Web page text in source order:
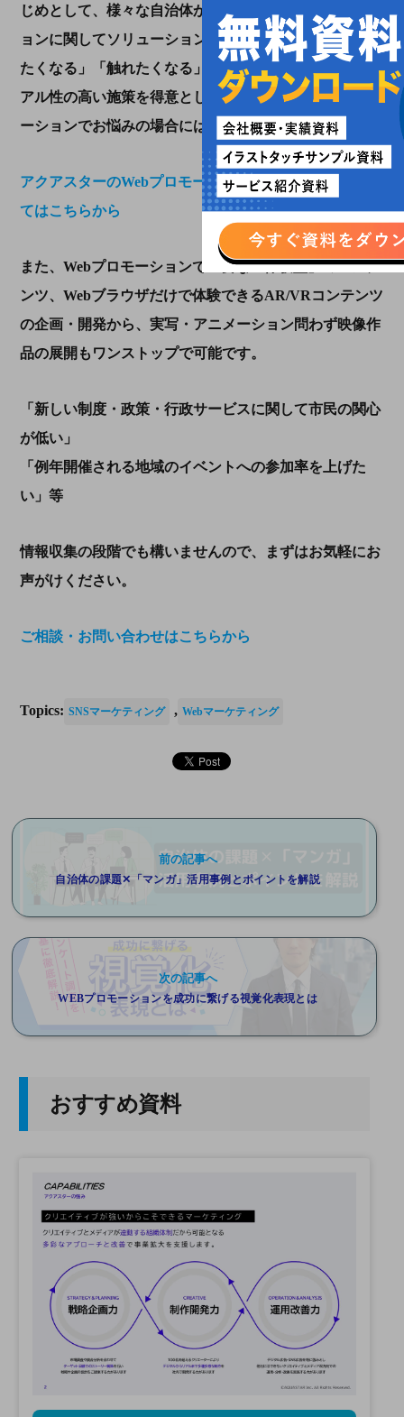
じめとして、様々な自治体から企業様のWeb
プロモーシ
ョンに関してソリューションを提供してきました。「見
たくなる」「触れたくなる」というエンタメ性やビジュ
アル性の高い施策を得意としていますので、 Web
プロモ
ーションでお悩みの場合にはお気軽にご相談ください。
アクアスターのWebプロモーション・サイト制作につい
てはこちらから
また、 Webプロモーションで重要な「体験型」のコンテ
ンツ、 Webブラウザだけで体験できるAR/VRコンテンツ
の企画・開発から、実写・アニメーション問わず映像作
品の展開もワンストップで可能です。
「新しい制度・政策・行政サービスに関して市民の関心
が低い」
「例年開催される地域のイベントへの参加率を上げた
い」等
情報収集の段階でも構いませんので、まずはお気軽にお
声がけください。
ご相談・お問い合わせはこちらから
Topics: SNSマーケティング , Webマーケティング
前の記事へ
自治体の課題✕「マンガ」活用事例とポイントを解説
次の記事へ
WEBプロモーションを成功に繋げる視覚化表現とは
おすすめ資料